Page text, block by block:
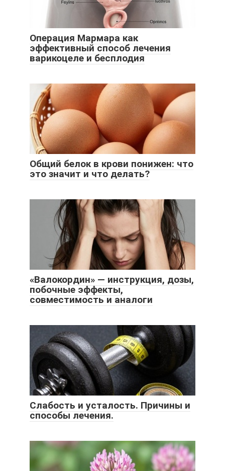
Операция Мармара как
эффективный способ лечения
варикоцеле и бесплодия
Общий белок в крови понижен: что
это значит и что делать?
«Валокордин» — инструкция, дозы,
побочные эффекты,
совместимость и аналоги
Слабость и усталость. Причины и
способы лечения.